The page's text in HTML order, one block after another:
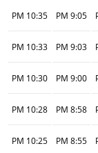
9:05 PM
10:35 PM
9:03 PM
10:33 PM
9:00 PM
10:30 PM
8:58 PM
10:28 PM
8:55 PM
10:25 PM